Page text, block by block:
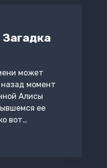
может
момент
Алисы
ее
вот…